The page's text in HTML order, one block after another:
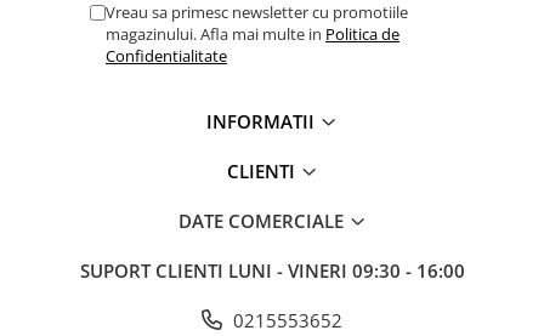
Vreau sa primesc newsletter cu promotiile
magazinului. Afla mai multe in Politica de
Confidentialitate
INFORMATII
CLIENTI
DATE COMERCIALE
SUPORT CLIENTI LUNI - VINERI 09:30 - 16:00
0215553652